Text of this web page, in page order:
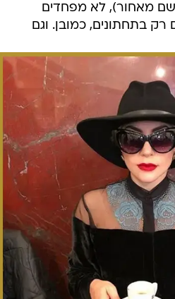
מאחור), לא מפחדים
בתחתונים, כמובן. וגם